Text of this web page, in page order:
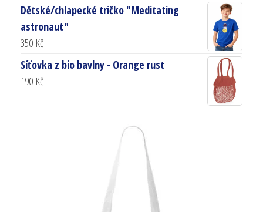
Dětské/chlapecké tričko "Meditating
astronaut"
350 Kč
Síťovka z bio bavlny - Orange rust
190 Kč